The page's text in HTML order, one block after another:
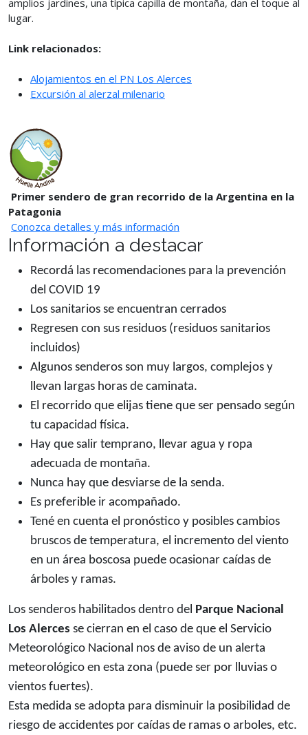
amplios jardines, una típica capilla de montaña, dan el toque al
lugar.
Link relacionados:
Alojamientos en el PN Los Alerces
Excursión al alerzal milenario
Primer sendero de gran recorrido de la Argentina en la
Patagonia
Conozca detalles y más información
Información a destacar
Recordá las recomendaciones para la prevención
del COVID 19
Los sanitarios se encuentran cerrados
Regresen con sus residuos (residuos sanitarios
incluidos)
Algunos senderos son muy largos, complejos y
llevan largas horas de caminata.
El recorrido que elijas tiene que ser pensado según
tu capacidad física.
Hay que salir temprano, llevar agua y ropa
adecuada de montaña.
Nunca hay que desviarse de la senda.
Es preferible ir acompañado.
Tené en cuenta el pronóstico y posibles cambios
bruscos de temperatura, el incremento del viento
en un área boscosa puede ocasionar caídas de
árboles y ramas.
Los senderos habilitados dentro del Parque Nacional
Los Alerces se cierran en el caso de que el Servicio
Meteorológico Nacional nos de aviso de un alerta
meteorológico en esta zona (puede ser por lluvias o
vientos fuertes).
Esta medida se adopta para disminuir la posibilidad de
riesgo de accidentes por caídas de ramas o arboles, etc.